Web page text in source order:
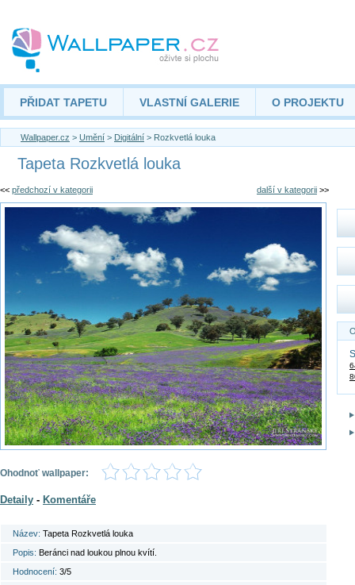
PŘIDAT TAPETU VLASTNÍ GALERIE O PROJEKTU
Wallpaper.cz > Umění > Digitální > Rozkvetlá louka
Tapeta Rozkvetlá louka
<< předchozí v kategorii další v kategorii >>
Ohodnoť wallpaper:
Detaily - Komentáře
Název: Tapeta Rozkvetlá louka
Popis: Beránci nad loukou plnou kvítí.
Hodnocení: 3/5